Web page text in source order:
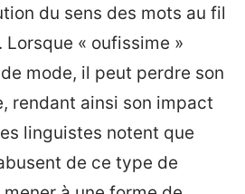
du sens des mots au fil
« oufissime »
mode, il peut perdre son
rendant ainsi son impact
linguistes notent que
de ce type de